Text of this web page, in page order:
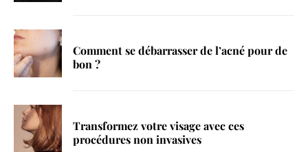
Comment se débarrasser de l’acné pour de
bon ?
Transformez votre visage avec ces
procédures non invasives